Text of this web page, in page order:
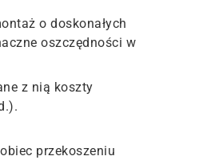
o doskonałych
oszczędności w
z nią koszty
przekoszeniu